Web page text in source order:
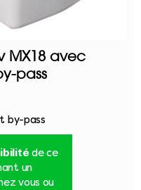
MX18 avec
pass
by-pass
de ce
un
vous ou